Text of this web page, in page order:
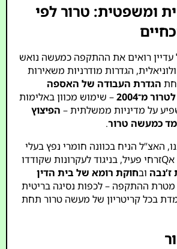
ומשפטית: טרור לפי
רואים את ההתקפה כמעשה נואש
הגדרות מודרניות משאירות
הגדרת העבודה של האספה
מ־2004
– שימוש מכוון באלימות
על מדיניות ממשלתית – הפיצוץ
כמעשה טרור.
האצ”ל הניח בכוונה חומרי נפץ בעלי
עוצמה גבוהה בבניין אQזרחי פעיל, בניגוד לעקרונות שקודדו
ז’נבה ובחוקת רומא של בית הדין
מטרת ההתקפה – לכפות נסיגה בריטית
בכל קריטריון של מעשה טרור תחת